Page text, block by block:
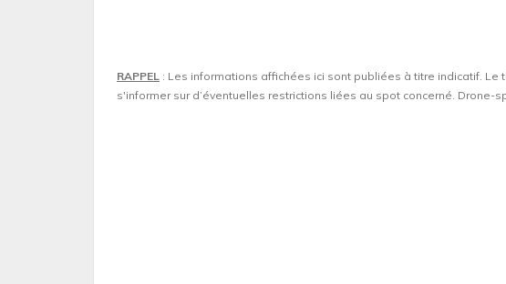
RAPPEL : Les informations affichées ici sont publiées à titre indicatif.
s'informer sur d’éventuelles restrictions liées au spot concerné.